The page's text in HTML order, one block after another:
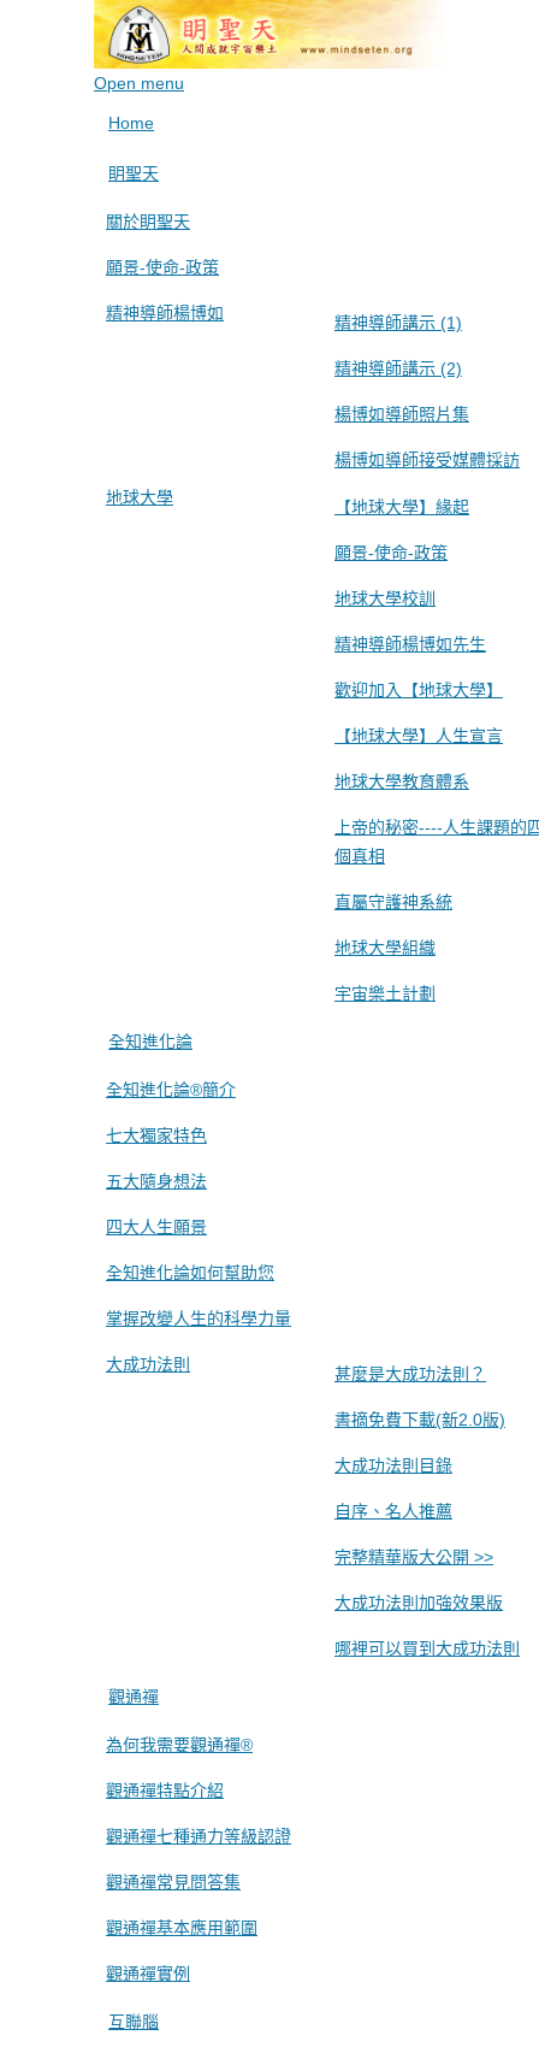
Open menu
Home
眀聖天
關於眀聖天
願景-使命-政策
精神導師楊博如 精神導師講示 (1)
精神導師講示 (2)
楊博如導師照片集
楊博如導師接受媒體採訪
地球大學
【地球大學】緣起
願景-使命-政策
地球大學校訓
精神導師楊博如先生
歡迎加入【地球大學】
【地球大學】人生宣言
地球大學教育體系
上帝的秘密----人生課題的
個真相
直屬守護神系統
地球大學組織
宇宙樂土計劃
全知進化論
全知進化論®簡介
七大獨家特色
五大隨身想法
四大人生願景
全知進化論如何幫助您
掌握改變人生的科學力量
大成功法則 甚麼是大成功法則？
書摘免費下載(新2.0版)
大成功法則目錄
自序、名人推薦
完整精華版大公開 >>
大成功法則加強效果版
哪裡可以買到大成功法則
觀通禪
為何我需要觀通禪®
觀通禪特點介紹
觀通禪七種通力等級認證
觀通禪常見問答集
觀通禪基本應用範圍
觀通禪實例
互聯腦